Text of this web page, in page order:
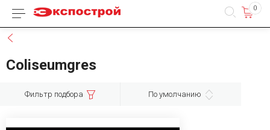
Каталог товаров 0
Coliseumgres
Фильтр подбора По умолчанию